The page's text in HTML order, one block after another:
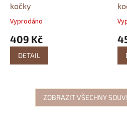
kočky
Vyprodáno
409 Kč
DETAIL
ZOBRAZIT VŠECHNY